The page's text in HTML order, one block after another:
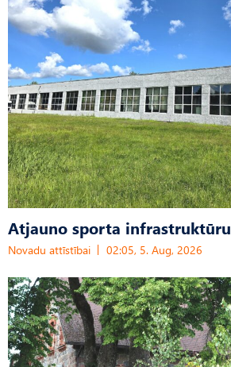
Atjauno sporta infrastruktūru
Novadu attīstībai 02:05, 5. Aug, 2026